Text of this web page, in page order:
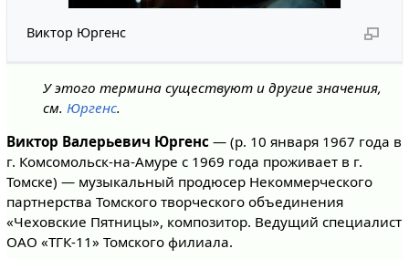
Виктор Юргенс
У этого термина существуют и другие значения,
см. Юргенс.
Виктор Валерьевич Юргенс— (р. 10 января 1967 года в
г. Комсомольск-на-Амуре с 1969 года проживает в г.
Томске) — музыкальный продюсер Некоммерческого
партнерства Томского творческого объединения
«Чеховские Пятницы», композитор. Ведущий специалист
ОАО «ТГК-11» Томского филиала.